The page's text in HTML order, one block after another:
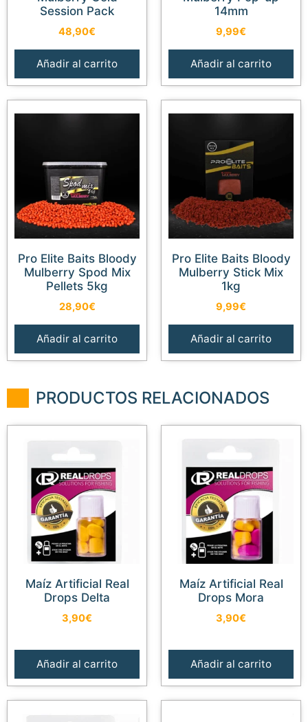
Session Pack
48,90€
Añadir al carrito
14mm
9,99€
Añadir al carrito
Pro Elite Baits Bloody
Mulberry Spod Mix
Pellets 5kg
28,90€
Añadir al carrito
Pro Elite Baits Bloody
Mulberry Stick Mix
1kg
9,99€
Añadir al carrito
PRODUCTOS RELACIONADOS
Maíz Artificial Real
Drops Delta
3,90€
Añadir al carrito
Maíz Artificial Real
Drops Mora
3,90€
Añadir al carrito